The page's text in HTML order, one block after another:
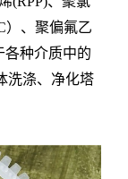
）、聚偏氟乙
各种介质中的
洗涤、净化塔